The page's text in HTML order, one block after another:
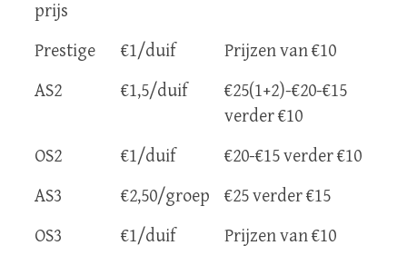
prijs
Prestige €1/duif
Prijzen van €10
AS2
€1,5/duif
€25(1+2)-€20-€15
verder €10
OS2
€1/duif
€20-€15 verder €10
AS3
€2,50/groep
€25 verder €15
OS3
€1/duif
Prijzen van €10